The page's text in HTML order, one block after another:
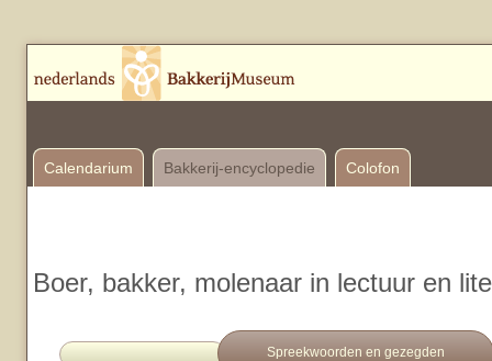
Calendarium Bakkerij-encyclopedie Colofon
Boer, bakker, molenaar in lectuur en
Spreekwoorden en gezegden